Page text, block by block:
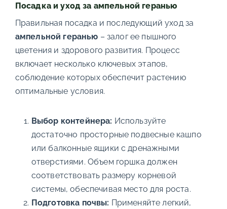
Посадка и уход за ампельной геранью
Правильная посадка и последующий уход за
ампельной геранью – залог ее пышного
цветения и здорового развития. Процесс
включает несколько ключевых этапов,
соблюдение которых обеспечит растению
оптимальные условия.
Выбор контейнера: Используйте
достаточно просторные подвесные кашпо
или балконные ящики с дренажными
отверстиями. Объем горшка должен
соответствовать размеру корневой
системы, обеспечивая место для роста.
Подготовка почвы: Применяйте легкий,